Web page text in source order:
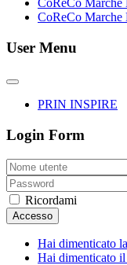
CoReCo Marche
User Menu
PRIN INSPIRE
Login Form
Ricordami
Accesso
Hai dimenticato
Hai dimenticato il